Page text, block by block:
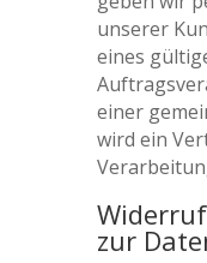
unserer
eines
einer
wird ein
zur